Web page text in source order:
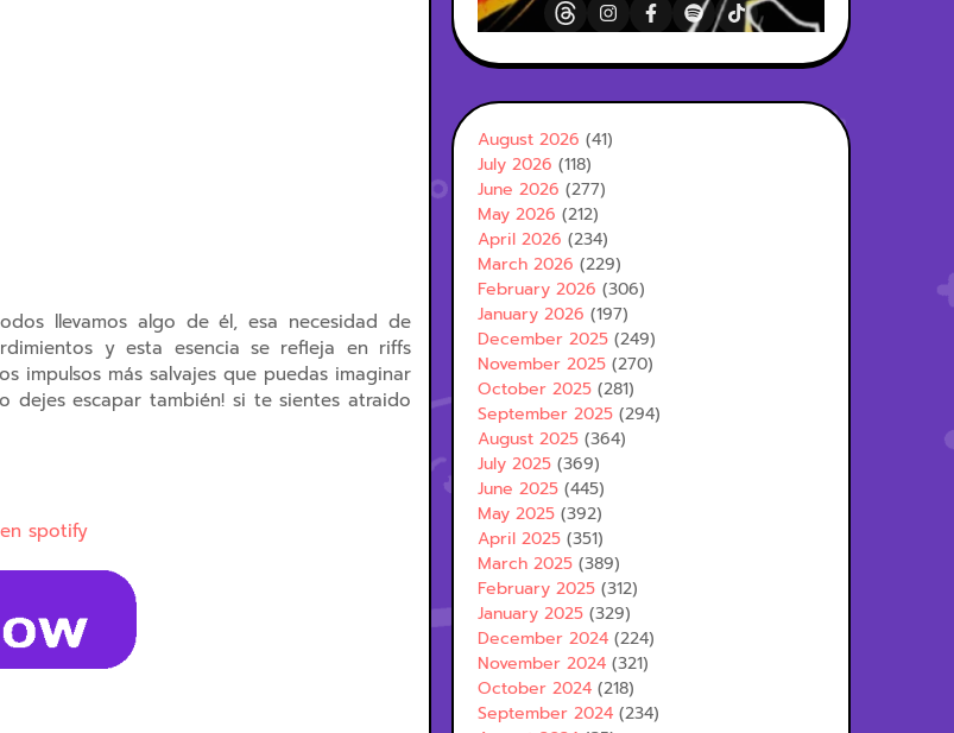
llevamos algo de él, esa necesidad de
y esta esencia se refleja en riffs
impulsos más salvajes que puedas imaginar
dejes escapar también! si te sientes atraido
August 2026 (41)
July 2026 (118)
June 2026 (277)
May 2026 (212)
April 2026 (234)
March 2026 (229)
February 2026 (306)
January 2026 (197)
December 2025 (249)
November 2025 (270)
October 2025 (281)
September 2025 (294)
August 2025 (364)
July 2025 (369)
June 2025 (445)
May 2025 (392)
April 2025 (351)
March 2025 (389)
February 2025 (312)
January 2025 (329)
December 2024 (224)
November 2024 (321)
October 2024 (218)
September 2024 (234)